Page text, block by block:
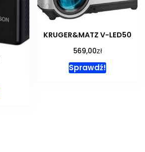
KRUGER&MATZ V-LED50
569,00zł
Sprawdź!